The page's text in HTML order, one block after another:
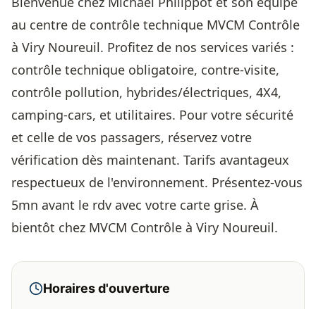
au centre de contrôle technique MVCM Contrôle
à Viry Noureuil. Profitez de nos services variés :
contrôle technique obligatoire, contre-visite,
contrôle pollution, hybrides/électriques, 4X4,
camping-cars, et utilitaires. Pour votre sécurité
et celle de vos passagers, réservez votre
vérification dès maintenant. Tarifs avantageux
respectueux de l'environnement. Présentez-vous
5mn avant le rdv avec votre carte grise. À
bientôt chez MVCM Contrôle à Viry Noureuil.
Horaires d'ouverture